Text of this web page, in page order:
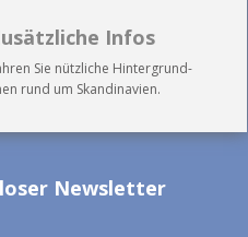
Infos
Sie nützliche Hintergrund-
rund um Skandinavien.
Newsletter